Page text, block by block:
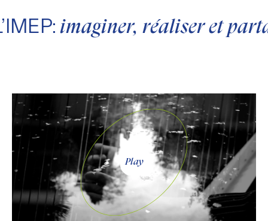
imaginer, réaliser et
Play